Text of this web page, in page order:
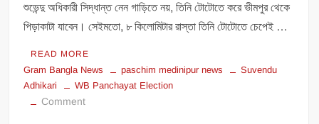
শুভেন্দু অধিকারী সিদ্ধান্ত নেন গাড়িতে নয়, তিনি টোটোতে করে ভীমপুর থেকে
পিড়াকাটা যাবেন। সেইমতো, ৮ কিলোমিটার রাস্তা তিনি টোটোতে চেপেই …
READ MORE
Gram Bangla News paschim medinipur news
Suvendu
Adhikari
WB Panchayat Election
Commenton